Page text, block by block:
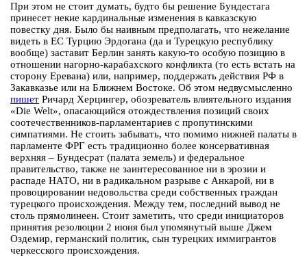
При этом не стоит думать, будто бы решение Бундестага
принесет некие кардинальные изменения в кавказскую
повестку дня. Было бы наивным предполагать, что нежелание
видеть в ЕС Турцию Эрдогана (да и Турецкую республику
вообще) заставит Берлин занять какую-то особую позицию в
отношении нагорно-карабахского конфликта (то есть встать на
сторону Еревана) или, например, поддержать действия РФ в
Закавказье или на Ближнем Востоке. Об этом недвусмысленно
пишет Ричард Херцингер, обозреватель влиятельного издания
«Die Welt», опасающийся отождествления позиций своих
соотечественников-парламентариев с пропутинскими
симпатиями. Не стоить забывать, что помимо нижней палаты в
парламенте ФРГ есть традиционно более консервативная
верхняя – Бундесрат (палата земель) и федеральное
правительство, также не заинтересованное ни в эрозии и
распаде НАТО, ни в радикальном разрыве с Анкарой, ни в
провоцировании недовольства среди собственных граждан
турецкого происхождения. Между тем, последний вывод не
столь прямолинеен. Стоит заметить, что среди инициаторов
принятия резолюции 2 июня был упомянутый выше Джем
Оздемир, германский политик, сын турецких иммигрантов
черкесского происхождения.